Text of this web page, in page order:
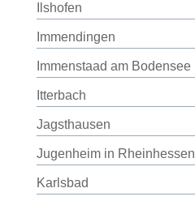
Ilshofen
Immendingen
Immenstaad am Bodensee
Itterbach
Jagsthausen
Jugenheim in Rheinhessen
Karlsbad